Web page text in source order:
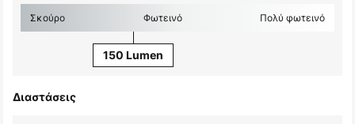
Σκούρο Φωτεινό Πολύ φωτεινό
150 Lumen
Διαστάσεις